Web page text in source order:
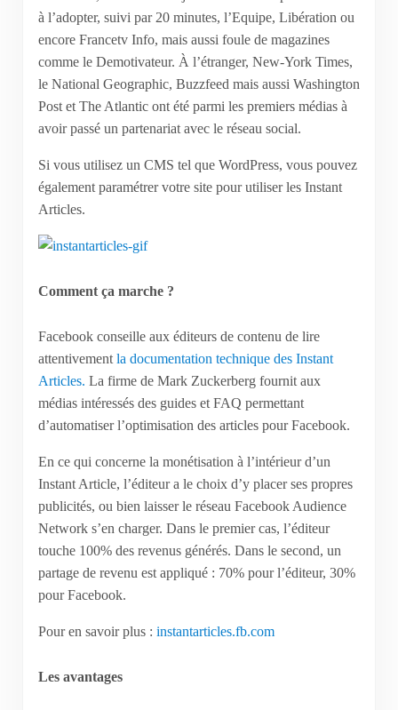
à l’adopter, suivi par 20 minutes, l’Equipe, Libération ou
encore Francetv Info, mais aussi foule de magazines
comme le Demotivateur. À l’étranger, New-York Times,
le National Geographic, Buzzfeed mais aussi Washington
Post et The Atlantic ont été parmi les premiers médias à
avoir passé un partenariat avec le réseau social.
Si vous utilisez un CMS tel que WordPress, vous pouvez
également paramétrer votre site pour utiliser les Instant
Articles.
Comment ça marche ?
Facebook conseille aux éditeurs de contenu de lire
attentivement la documentation technique des Instant
Articles. La firme de Mark Zuckerberg fournit aux
médias intéressés des guides et FAQ permettant
d’automatiser l’optimisation des articles pour Facebook.
En ce qui concerne la monétisation à l’intérieur d’un
Instant Article, l’éditeur a le choix d’y placer ses propres
publicités, ou bien laisser le réseau Facebook Audience
Network s’en charger. Dans le premier cas, l’éditeur
touche 100% des revenus générés. Dans le second, un
partage de revenu est appliqué : 70% pour l’éditeur, 30%
pour Facebook.
Pour en savoir plus : instantarticles.fb.com
Les avantages